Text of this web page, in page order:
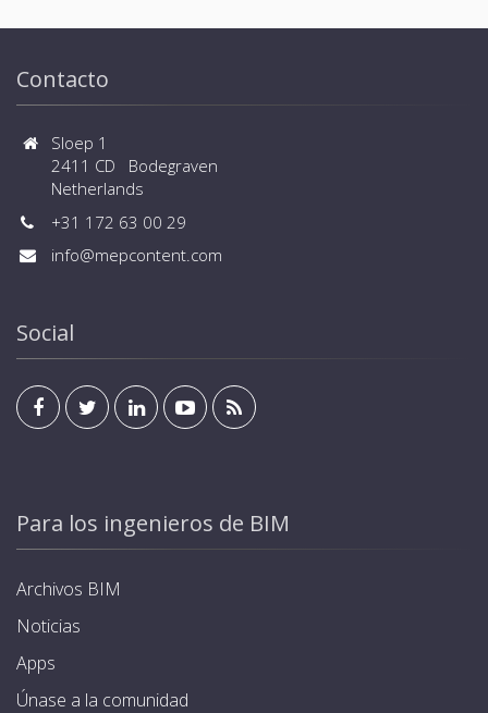
Contacto
Sloep 1
2411 CD Bodegraven
Netherlands
+31 172 63 00 29
info@mepcontent.com
Social
Para los ingenieros de BIM
Archivos BIM
Noticias
Apps
Únase a la comunidad